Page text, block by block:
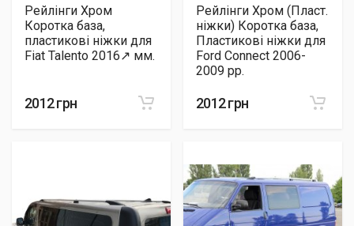
Рейлінги Хром
Коротка база,
пластикові ніжки для
Fiat Talento 2016↗ мм.
2012 грн
Рейлінги Хром (Пласт.
ніжки) Коротка база,
Пластикові ніжки для
Ford Connect 2006-
2009 рр.
2012 грн